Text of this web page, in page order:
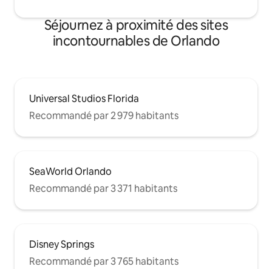
Séjournez à proximité des sites
incontournables de Orlando
Universal Studios Florida
Recommandé par 2 979 habitants
SeaWorld Orlando
Recommandé par 3 371 habitants
Disney Springs
Recommandé par 3 765 habitants